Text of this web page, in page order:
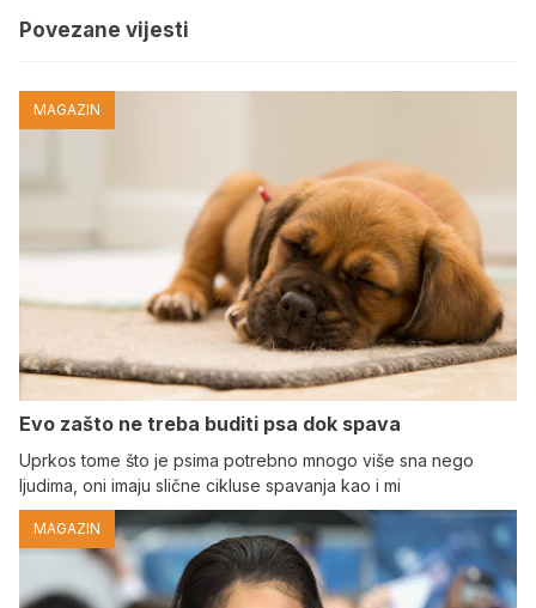
Povezane vijesti
MAGAZIN
Evo zašto ne treba buditi psa dok spava
Uprkos tome što je psima potrebno mnogo više sna nego
ljudima, oni imaju slične cikluse spavanja kao i mi
MAGAZIN